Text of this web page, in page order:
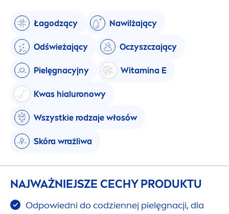
Łagodzący Nawilżający
Odświeżający Oczyszczający
Pielęgnacyjny Witamina E
Kwas hialuronowy
Wszystkie rodzaje włosów
Skóra wrażliwa
NAJWAŻNIEJSZE CECHY PRODUKTU
Odpowiedni do codziennej pielęgnacji, dla